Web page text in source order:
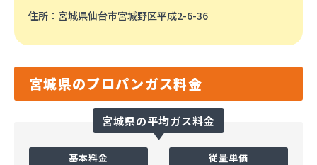
住所 ：宮城県仙台市宮城野区平成2-6-36
宮城県のプロパンガス料金
宮城県の平均ガス料金
基本料金 従量単価